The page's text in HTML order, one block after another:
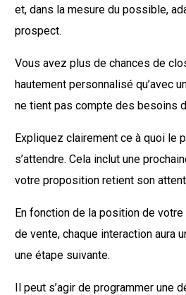
et, dans la mesure du possible,
prospect.
Vous avez plus de chances de
hautement personnalisé qu’avec
ne tient pas compte des besoins
Expliquez clairement ce à quoi le
s’attendre. Cela inclut une
votre proposition retient son
En fonction de la position de
de vente, chaque interaction aura
une étape suivante.
Il peut s’agir de programmer une